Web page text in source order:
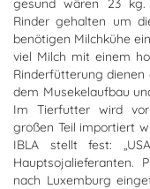
gesund wären 23
Rinder gehalten um
benötigen Milchkühe
viel Milch mit einem
Rinderfütterung dienen
dem Musekelaufbau
Im Tierfutter wird
großen Teil importiert
IBLA stellt fest:
Hauptsojalieferanten.
nach Luxemburg